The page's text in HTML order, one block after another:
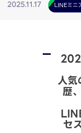
2025.11.17 LINEミニ
人気
歴
セ